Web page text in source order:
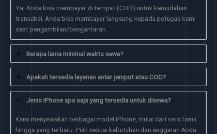
Ya, Anda bisa membayar di tempat (COD) untuk kemudahan
transaksi. Anda bisa membayar langsung kepada petugas kami
saat pengambilan/pengantaran.
Berapa lama minimal waktu sewa?
Apakah tersedia layanan antar jemput atau COD?
Jenis iPhone apa saja yang tersedia untuk disewa?
Kami menyewakan berbagai model iPhone, mulai dari versi lama
hingga yang terbaru. Pilih sesuai kebutuhan dan anggaran Anda.